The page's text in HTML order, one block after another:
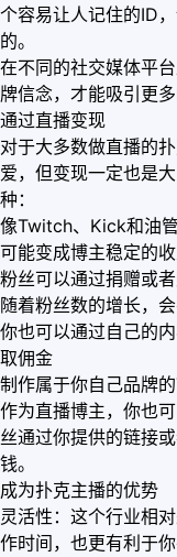
个容易让人记住的ID
的。
在不同的社交媒体平
牌信念，才能吸引更多
通过直播变现
对于大多数做直播的
爱，但变现一定也是
种：
像Twitch、Kick和油
可能变成博主稳定的
粉丝可以通过捐赠或
随着粉丝数的增长，
你也可以通过自己的
取佣金
制作属于你自己品牌
作为直播博主，你也
丝通过你提供的链接
钱。
成为扑克主播的优势
灵活性：这个行业相
作时间，也更有利于